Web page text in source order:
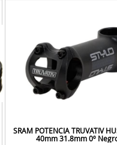
SRAM POTENCIA TRUVATIV
40mm 31.8mm 0º